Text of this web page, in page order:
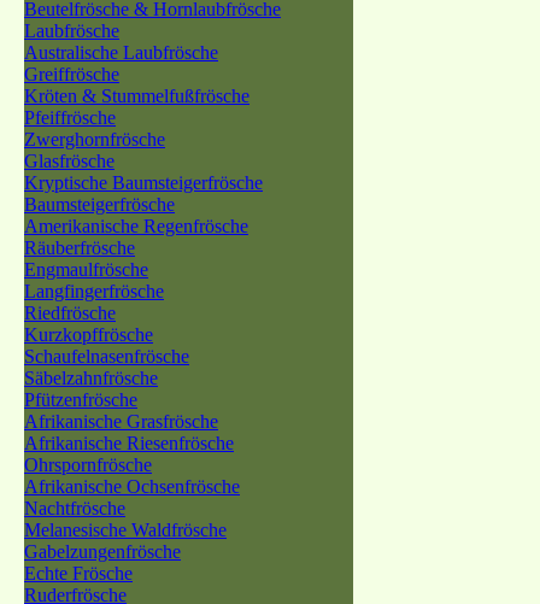
Beutelfrösche & Hornlaubfrösche
Laubfrösche
Australische Laubfrösche
Greiffrösche
Kröten & Stummelfußfrösche
Pfeiffrösche
Zwerghornfrösche
Glasfrösche
Kryptische Baumsteigerfrösche
Baumsteigerfrösche
Amerikanische Regenfrösche
Räuberfrösche
Engmaulfrösche
Langfingerfrösche
Riedfrösche
Kurzkopffrösche
Schaufelnasenfrösche
Säbelzahnfrösche
Pfützenfrösche
Afrikanische Grasfrösche
Afrikanische Riesenfrösche
Ohrspornfrösche
Afrikanische Ochsenfrösche
Nachtfrösche
Melanesische Waldfrösche
Gabelzungenfrösche
Echte Frösche
Ruderfrösche